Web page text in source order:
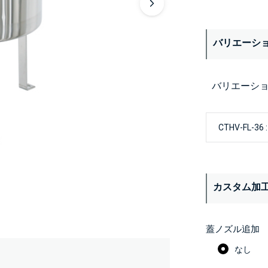
バリエーシ
バリエーシ
カスタム加
蓋ノズル追加
なし